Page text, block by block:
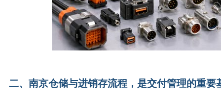
二、南京仓储与进销存流程，是交付管理的重要